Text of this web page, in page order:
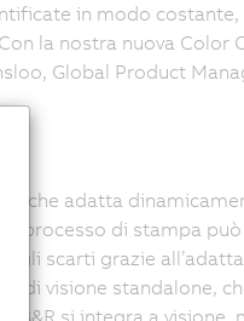
in modo
la nostra nuova Color
Global Product
che adatta
processo di stampa
gli scarti grazie
di visione standalone,
B&R si integra a visione,